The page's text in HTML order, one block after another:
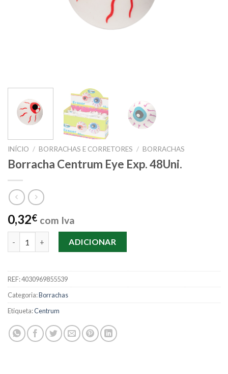
INÍCIO / BORRACHAS E CORRETORES / BORRACHAS
Borracha Centrum Eye Exp. 48Uni.
0,32€ com Iva
ADICIONAR
REF:4030969855539
Categoria:Borrachas
Etiqueta:Centrum